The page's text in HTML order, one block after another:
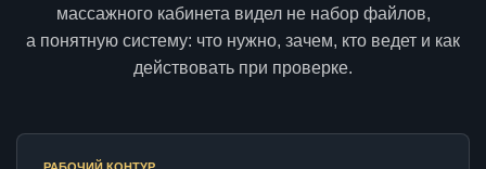
массажного кабинета видел не набор файлов,
а понятную систему: что нужно, зачем, кто ведет и как
действовать при проверке.